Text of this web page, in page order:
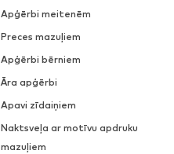
Apģērbi meitenēm
Preces mazuļiem
Apģērbi bērniem
Āra apģērbi
Apavi zīdaiņiem
Naktsveļa ar motīvu apdruku
mazuļiem